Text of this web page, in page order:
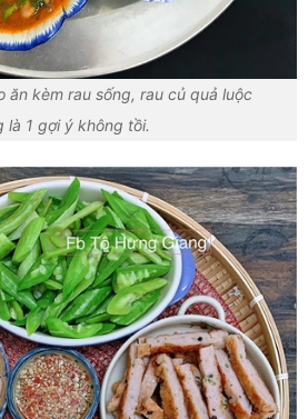
ăn kèm rau sống, rau củ quả luộc
là 1 gợi ý không tồi.